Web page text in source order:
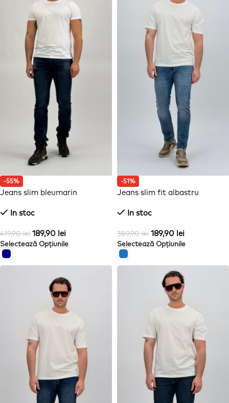
-55%
Jeans slim bleumarin
In stoc
419,90lei 189,90 lei
Selectează Opțiunile
-51%
Jeans slim fit albastru
In stoc
389,90lei 189,90 lei
Selectează Opțiunile